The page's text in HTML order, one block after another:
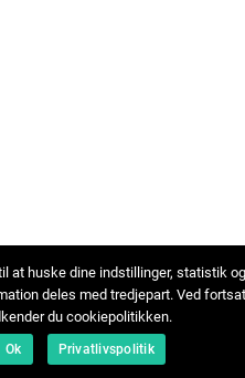
at huske dine indstillinger, statistik
deles med tredjepart. Ved
du cookiepolitikken.
Ok Privatlivspolitik